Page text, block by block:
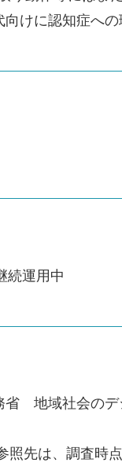
けに認知症へ
続運用中
省 地域社会のデ
先は、調査時